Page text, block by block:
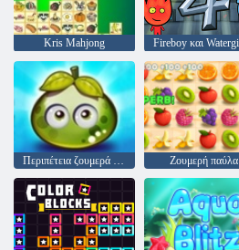
Kris Mahjong
Περιπέτεια ζουμερά μούρα Ζουμερή παύλα